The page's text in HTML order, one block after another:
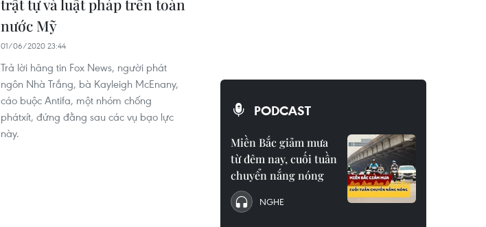
nước Mỹ
01/06/2020 23:44
Trả lời hãng tin Fox News, người phát
ngôn Nhà Trắng, bà Kayleigh McEnany,
cáo buộc Antifa, một nhóm chống
phátxít, đứng đằng sau các vụ bạo lực
này.
PODCAST
Miền Bắc giảm mưa
từ đêm nay, cuối tuần
chuyển nắng nóng
NGHE